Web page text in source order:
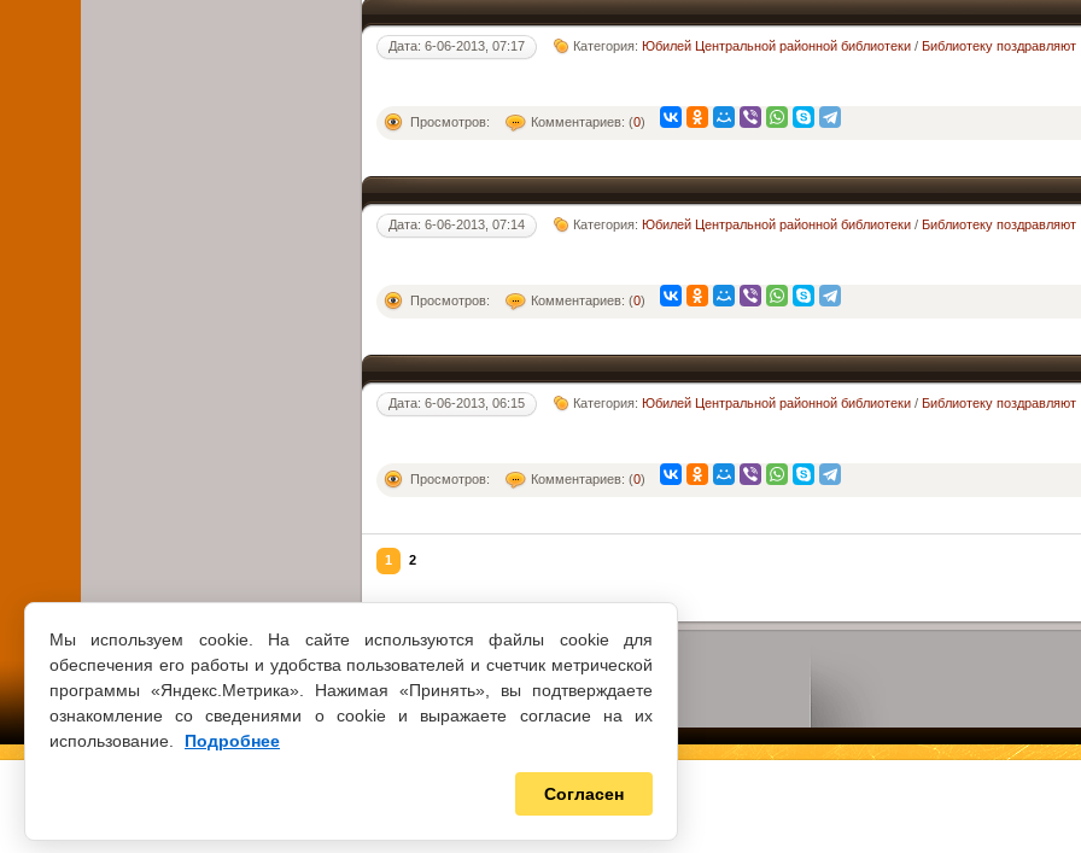
Мы используем cookie. На сайте используются файлы cookie для
обеспечения его работы и удобства пользователей и счетчик метрической
программы «Яндекс.Метрика». Нажимая «Принять», вы подтверждаете
ознакомление со сведениями о cookie и выражаете согласие на их
использование.
Подробнее
Согласен
Дата: 6-06-2013, 07:17 Категория:Юбилей Центральной районной библиотеки /Библиотеку поздравляют
Просмотров: Комментариев: (0)
Дата: 6-06-2013, 07:14 Категория:Юбилей Центральной районной библиотеки /Библиотеку поздравляют
Просмотров: Комментариев: (0)
Дата: 6-06-2013, 06:15 Категория:Юбилей Центральной районной библиотеки /Библиотеку поздравляют
Просмотров: Комментариев: (0)
1 2